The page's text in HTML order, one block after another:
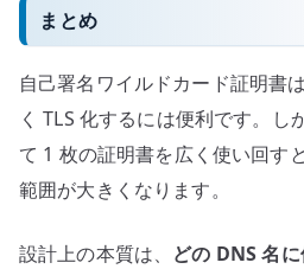
まとめ
自己署名ワイルドカード証明書
く TLS 化するには便利です。し
て 1 枚の証明書を広く使い回す
範囲が大きくなります。
設計上の本質は、 どの DNS 名